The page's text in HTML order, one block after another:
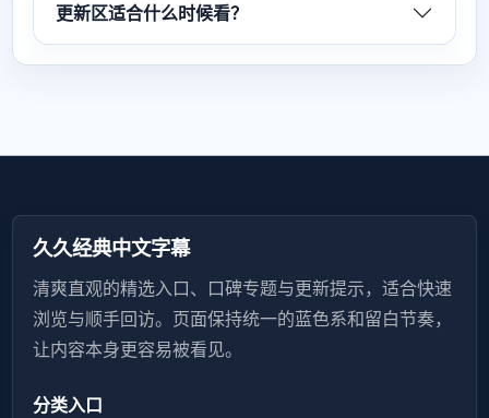
更新区适合什么时候看？
久久经典中文字幕
清爽直观的精选入口、口碑专题与更新提示，适合快速
浏览与顺手回访。页面保持统一的蓝色系和留白节奏，
让内容本身更容易被看见。
分类入口